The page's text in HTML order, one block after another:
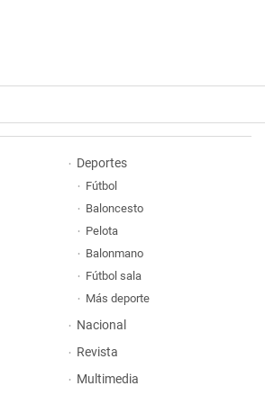
Deportes
Fútbol
Baloncesto
Pelota
Balonmano
Fútbol sala
Más deporte
Nacional
Revista
Multimedia